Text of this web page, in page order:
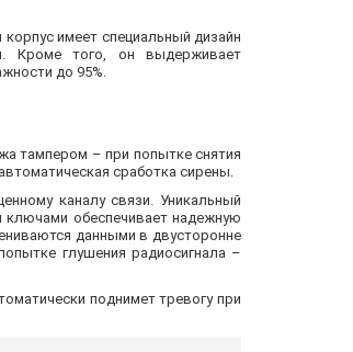
имеет специальный дизайн
Кроме того, он выдерживает
до 95%.
тампером – при попытке снятия
сработка сирены.
каналу связи. Уникальный
обеспечивает надежную
данными в двусторонне
глушения радиосигнала –
поднимет тревогу при